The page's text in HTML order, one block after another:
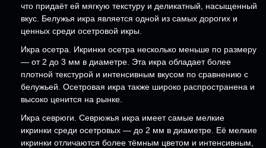
что придаёт ей мягкую текстуру и деликатный, насыщенный
вкус. Белужья икра является одной из самых дорогих и
ценных среди осетровой икры.
Икра осетра. Икринки осетра несколько меньше по размеру
— от 2 до 3 мм в диаметре. Эта икра обладает более
плотной текстурой и интенсивным вкусом по сравнению с
белужьей. Осетровая икра также широко распространена и
высоко ценится на рынке.
Икра севрюги. Севрюжья икра имеет самые мелкие
икринки среди осетровых — до 2 мм в диаметре. Её мелкие
икринки отличаются более тёмным цветом и интенсивным,